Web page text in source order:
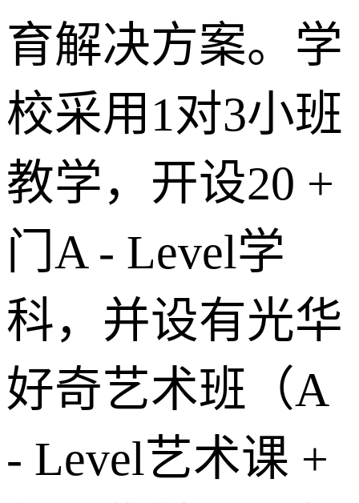
育解决方案。学
校采用1对3小班
教学，开设20 +
门A - Level学
科，并设有光华
好奇艺术班（A
- Level艺术课 +